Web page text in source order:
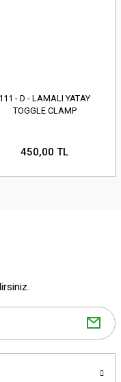
111 - D - LAMALI YATAY
TOGGLE CLAMP
450,00 TL